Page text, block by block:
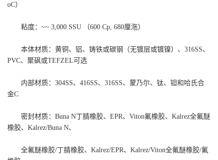
oC）
粘度：~~ 3,000 SSU （600 Cp, 680厘沲）
本体材质：黄铜、铝、铸铁或碳钢（无镀层或镀镍）、316SS、
PVC、聚砜或TEFZEL可选
内部材质：304SS、416SS、316SS、蒙乃尔、钛、钽和哈氏合
金C
密封材质：Buna N丁腈橡胶、EPR、Viton氟橡胶、Kalrez全氟醚
橡胶、Kalrez/Buna N、
全氟醚橡胶/丁腈橡胶、Kalrez/EPR、Kalrez/Viton全氟醚橡胶/氟